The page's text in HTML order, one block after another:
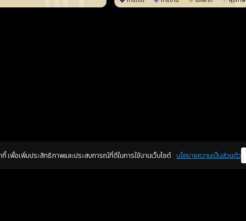
กี้ เพื่อเพิ่มประสิทธิภาพและประสบการณ์ที่ดีในการใช้งานเว็บไซต์ นโยบายความเป็นส่วนตัว